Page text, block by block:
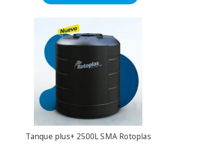
Tanque plus+ 2500L SMA Rotoplas